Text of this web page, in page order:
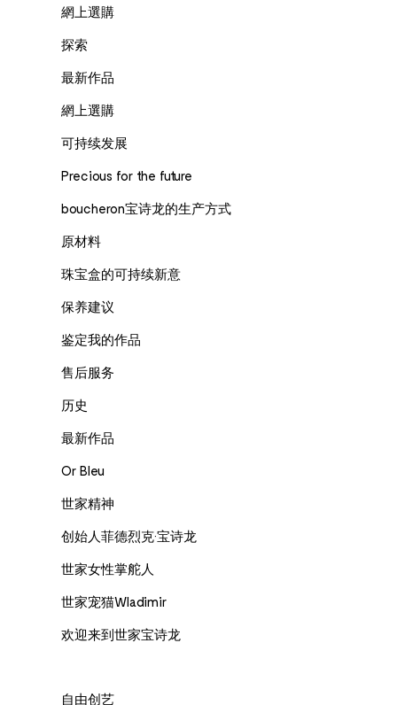
網上選購
探索
最新作品
網上選購
可持续发展
Precious for the future
boucheron宝诗龙的生产方式
原材料
珠宝盒的可持续新意
保养建议
鉴定我的作品
售后服务
历史
最新作品
Or Bleu
世家精神
创始人菲德烈克·宝诗龙
世家女性掌舵人
世家宠猫Wladimir
欢迎来到世家宝诗龙
自由创艺